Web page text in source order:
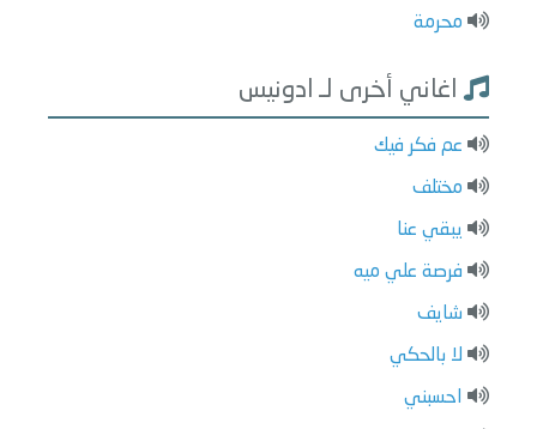
محرمة
اغاني أخرى لـ ادونيس
عم فكر فيك
مختلف
يبقي عنا
فرصة علي ميه
شايف
لا بالحكي
احسبني